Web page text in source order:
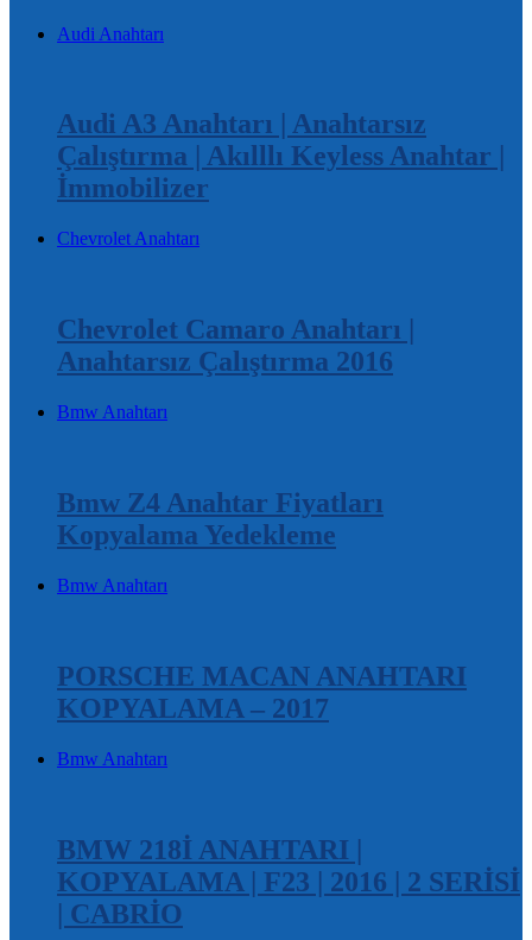
Audi Anahtarı
Audi A3 Anahtarı | Anahtarsız
Çalıştırma | Akılllı Keyless Anahtar |
İmmobilizer
Chevrolet Anahtarı
Chevrolet Camaro Anahtarı |
Anahtarsız Çalıştırma 2016
Bmw Anahtarı
Bmw Z4 Anahtar Fiyatları
Kopyalama Yedekleme
Bmw Anahtarı
PORSCHE MACAN ANAHTARI
KOPYALAMA – 2017
Bmw Anahtarı
BMW 218İ ANAHTARI |
KOPYALAMA | F23 | 2016 | 2 SERİSİ
| CABRİO